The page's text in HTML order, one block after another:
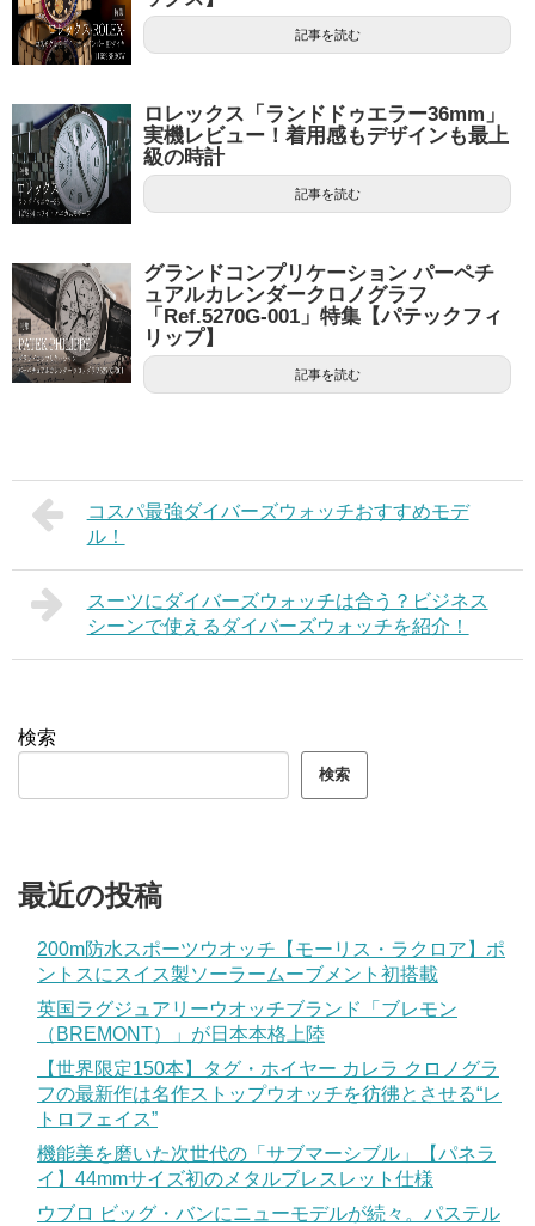
記事を読む
ロレックス「ランドドゥエラー36mm」
実機レビュー！着用感もデザインも最上
級の時計
記事を読む
グランドコンプリケーション パーペチ
ュアルカレンダークロノグラフ
「Ref.5270G-001」特集【パテックフィ
リップ】
記事を読む
コスパ最強ダイバーズウォッチおすすめモデ
ル！
スーツにダイバーズウォッチは合う？ビジネス
シーンで使えるダイバーズウォッチを紹介！
検索
検索
最近の投稿
200m防水スポーツウオッチ【モーリス・ラクロア】ポ
ントスにスイス製ソーラームーブメント初搭載
英国ラグジュアリーウオッチブランド「ブレモン
（BREMONT）」が日本本格上陸
【世界限定150本】タグ・ホイヤー カレラ クロノグラ
フの最新作は名作ストップウオッチを彷彿とさせる“レ
トロフェイス”
機能美を磨いた次世代の「サブマーシブル」【パネラ
イ】44mmサイズ初のメタルブレスレット仕様
ウブロ ビッグ・バンにニューモデルが続々。パステル